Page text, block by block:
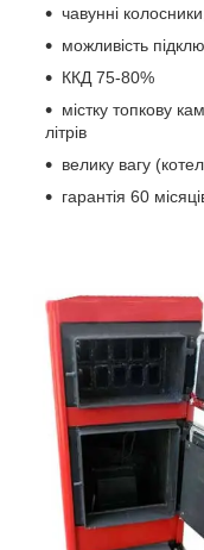
чавунні
можливість
ККД 75-80%
містку топкову
літрів
велику вагу
гарантія 60